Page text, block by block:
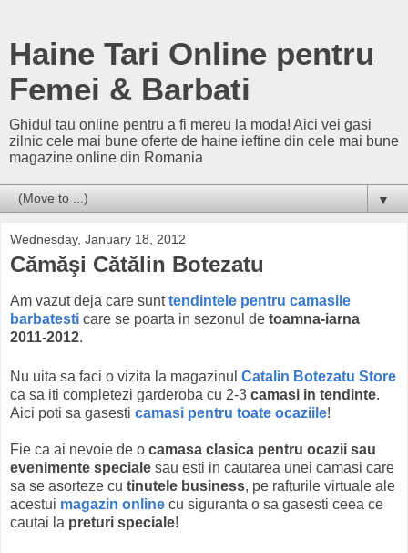
Haine Tari Online pentru
Femei & Barbati
Ghidul tau online pentru a fi mereu la moda! Aici vei gasi
zilnic cele mai bune oferte de haine ieftine din cele mai bune
magazine online din Romania
▼
Wednesday, January 18, 2012
Cămăşi Cătălin Botezatu
Am vazut deja care sunttendintele pentru camasile
barbatesti care se poarta in sezonul de toamna-iarna
2011-2012.
Nu uita sa faci o vizita la magazinul Catalin Botezatu Store
ca sa iti completezi garderoba cu 2-3 camasi in tendinte.
Aici poti sa gasesti camasi pentru toate ocaziile!
Fie ca ai nevoie de o camasa clasica pentru ocazii sau
evenimente speciale sau esti in cautarea unei camasi care
sa se asorteze cu tinutele business, pe rafturile virtuale ale
acestui magazin online cu siguranta o sa gasesti ceea ce
cautai la preturi speciale!